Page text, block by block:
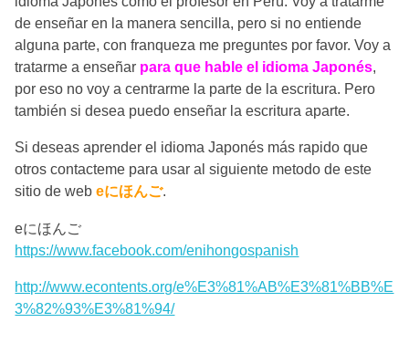
de enseñar en la manera sencilla, pero si no entiende
alguna parte, con franqueza me preguntes por favor. Voy a
tratarme a enseñar para que hable el idioma Japonés,
por eso no voy a centrarme la parte de la escritura. Pero
también si desea puedo enseñar la escritura aparte.
Si deseas aprender el idioma Japonés más rapido que
otros contacteme para usar al siguiente metodo de este
sitio de webeにほんご.
eにほんご
https://www.facebook.com/enihongospanish
http://www.econtents.org/e%E3%81%AB%E3%81%BB%E
3%82%93%E3%81%94/